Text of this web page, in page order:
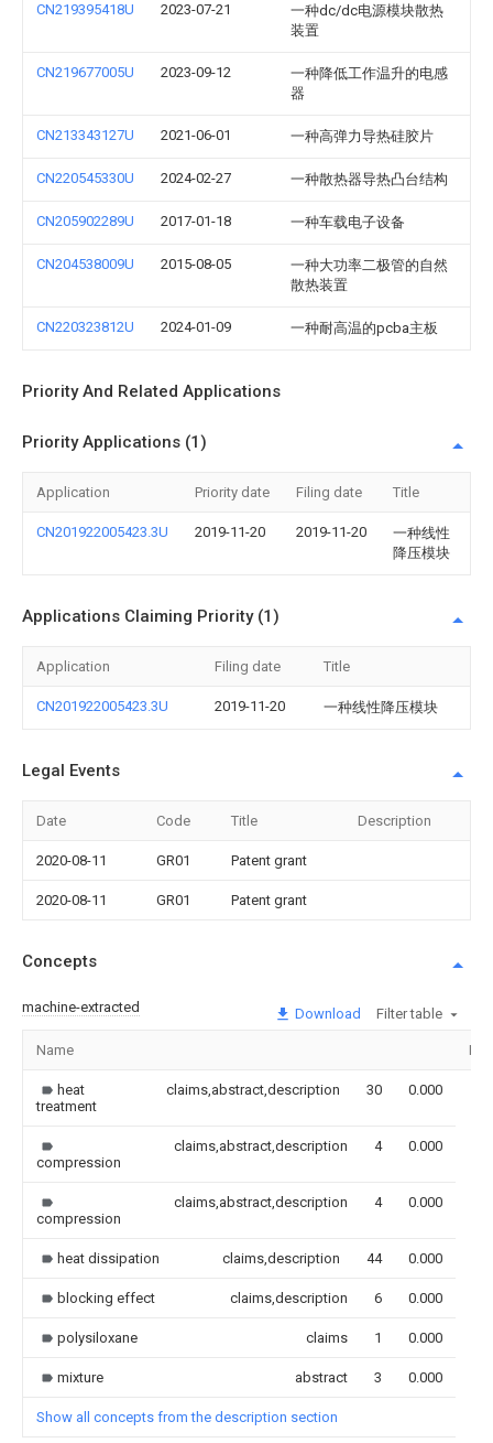
CN219395418U 2023-07-21
一种dc/dc电源模块散热
装置
CN219677005U 2023-09-12
一种降低工作温升的电感
器
CN213343127U 2021-06-01 一种高弹力导热硅胶片
CN220545330U 2024-02-27 一种散热器导热凸台结构
CN205902289U 2017-01-18 一种车载电子设备
CN204538009U 2015-08-05
一种大功率二极管的自然
散热装置
CN220323812U 2024-01-09 一种耐高温的pcba主板
Priority And Related Applications
Priority Applications (1)
Application Priority date Filing date Title
CN201922005423.3U 2019-11-20 2019-11-20
一种线性
降压模块
Applications Claiming Priority (1)
Application Filing date Title
CN201922005423.3U 2019-11-20 一种线性降压模块
Legal Events
Date Code Title Description
2020-08-11 GR01 Patent grant
2020-08-11 GR01 Patent grant
Concepts
machine-extracted Download Filter table
Name
heat
treatment
claims,abstract,description 30 0.000
compression
claims,abstract,description 4 0.000
compression
claims,abstract,description 4 0.000
heat dissipation claims,description 44 0.000
blocking effect claims,description 6 0.000
polysiloxane claims 1 0.000
mixture abstract 3 0.000
Show all concepts from the description section